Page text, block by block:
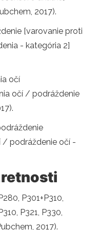
2017).
[varovanie proti
- kategória 2]
očí
očí / podráždenie
/ podráždenie očí -
P301+P310,
P321, P330,
2017).